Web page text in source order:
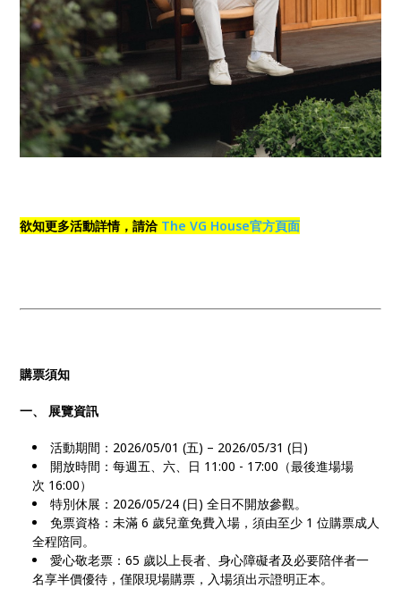
欲知更多活動詳情，請洽 The VG House官方頁面
購票須知
一、 展覽資訊
活動期間：2026/05/01 (五) – 2026/05/31 (日)
開放時間：每週五、六、日 11:00 - 17:00（最後進場場
次 16:00）
特別休展：2026/05/24 (日) 全日不開放參觀。
免票資格：未滿 6 歲兒童免費入場，須由至少 1 位購票成人
全程陪同。
愛心敬老票：65 歲以上長者、身心障礙者及必要陪伴者一
名享半價優待，僅限現場購票，入場須出示證明正本。